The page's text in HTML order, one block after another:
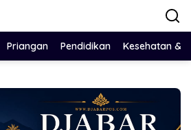
Priangan Pendidikan Kesehatan &